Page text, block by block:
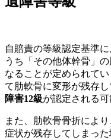
自賠責の等級認定基準
うち「その他体幹骨」
なることが定められて
て肋軟骨に変形が残存し
障害12級が認定される可
また、肋軟骨骨折によ
症状が残存してしまっ